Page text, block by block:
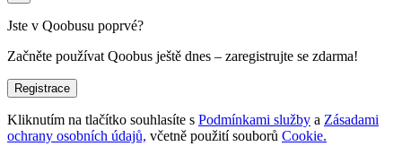
Jste v Qoobusu poprvé?
Začněte používat Qoobus ještě dnes – zaregistrujte se zdarma!
Registrace
Kliknutím na tlačítko souhlasíte s Podmínkami služby a Zásadami
ochrany osobních údajů, včetně použití souborů Cookie.